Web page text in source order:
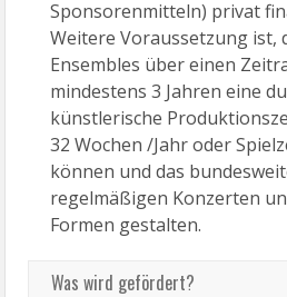
Sponsorenmitteln) privat
Weitere Voraussetzung ist,
Ensembles über einen
mindestens 3 Jahren eine
künstlerische
32 Wochen /Jahr oder
können und das
regelmäßigen Konzerten
Formen gestalten.
Was wird gefördert?